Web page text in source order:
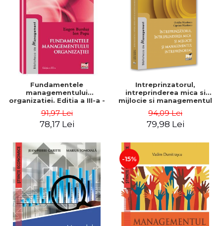
Fundamentele
managementului
organizatiei. Editia a III-a -
91,97 Lei
78,17 Lei
Intreprinzatorul,
intreprinderea mica si
mijlocie si managementul
Nicolescu, Ciprian
Nicolescu
94,09 Lei
79,98 Lei
-15%